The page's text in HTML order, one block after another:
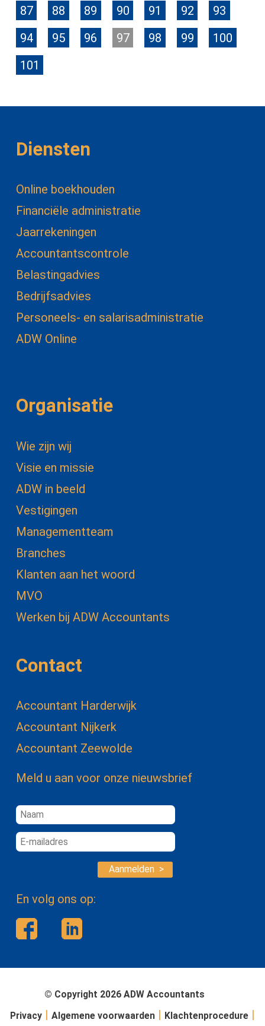
87
88 89 90 91 92
93
94
95 96 97 98 99
100
101
Diensten
Online boekhouden
Financiële administratie
Jaarrekeningen
Accountantscontrole
Belastingadvies
Bedrijfsadvies
Personeels- en salarisadministratie
ADW Online
Organisatie
Wie zijn wij
Visie en missie
ADW in beeld
Vestigingen
Managementteam
Branches
Klanten aan het woord
MVO
Werken bij ADW Accountants
Contact
Accountant Harderwijk
Accountant Nijkerk
Accountant Zeewolde
Meld u aan voor onze nieuwsbrief
Aanmelden >
En volg ons op:
© Copyright 2026 ADW Accountants
Privacy | Algemene voorwaarden | Klachtenprocedure |